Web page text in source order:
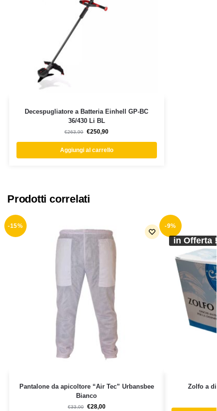
Decespugliatore a Batteria Einhell GP-BC
36/430 Li BL
€263,90 €250,90
Aggiungi al carrello
Prodotti correlati
-15%
Pantalone da apicoltore “Air Tec” Urbansbee
Bianco
€33,00 €28,00
-9%
in Offerta !
Zolfo a